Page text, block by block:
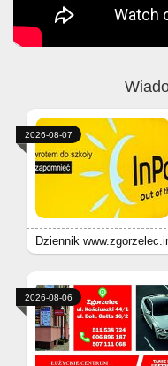
Dziennik
2026-08-07
2026-08-06